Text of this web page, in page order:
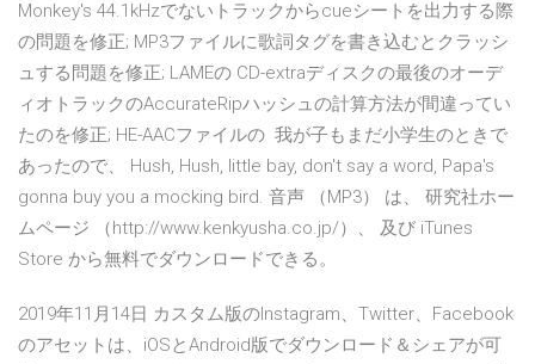
Monkey's 44.1kHzでないトラックからcueシートを出力する際
の問題を修正; MP3ファイルに歌詞タグを書き込むとクラッシ
ュする問題を修正; LAMEの CD-extraディスクの最後のオーデ
ィオトラックのAccurateRipハッシュの計算方法が間違ってい
たのを修正; HE-AACファイルの 我が子もまだ小学生のときで
あったので、 Hush, Hush, little bay, don't say a word, Papa's
gonna buy you a mocking bird. 音声 （MP3） は、 研究社ホー
ムページ （http://www.kenkyusha.co.jp/）、 及び iTunes
Store から無料でダウンロードできる。
2019年11月14日 カスタム版のInstagram、Twitter、Facebook
のアセットは、iOSとAndroid版でダウンロード＆シェアが可